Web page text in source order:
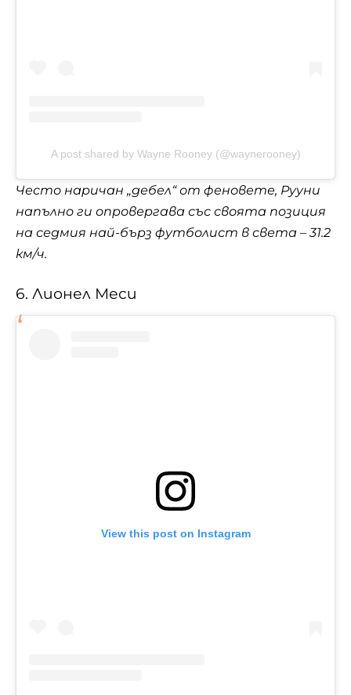
A post shared by Wayne Rooney (@waynerooney)
Често наричан „дебел“ от феновете, Рууни
напълно ги опровергава със своята позиция
на седмия най-бърз футболист в света – 31.2
км/ч.
6. Лионел Меси
View this post on Instagram